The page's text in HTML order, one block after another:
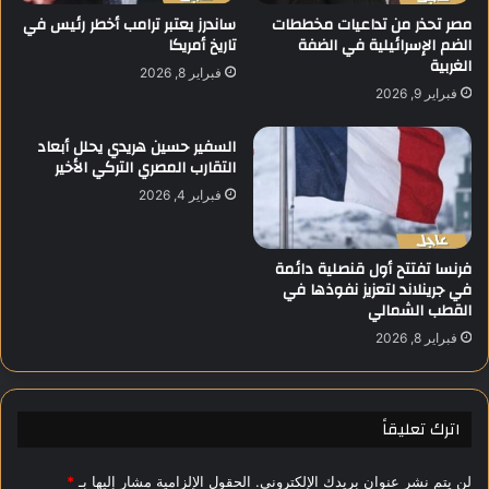
أ
ه
ل
ن
ت
خ
ب
م
ص
ر
ر
س
م
ف
ي
ب
ب
و
ل
ا
ت
ا
ل
م
ص
ر
ي
م
مصر تحذر من تداعيات مخططات
الضم الإسرائيلية في الضفة
الغربية
فبراير 9, 2026
ساندرز يعتبر ترامب أخطر رئيس في
تاريخ أمريكا
فبراير 8, 2026
فرنسا تفتتح أول قنصلية دائمة
في جرينلاند لتعزيز نفوذها في
القطب الشمالي
فبراير 8, 2026
السفير حسين هريدي يحلل أبعاد
التقارب المصري التركي الأخير
فبراير 4, 2026
اترك تعليقاً
لن يتم نشر عنوان بريدك الإلكتروني. الحقول الإلزامية مشار إليها بـ *